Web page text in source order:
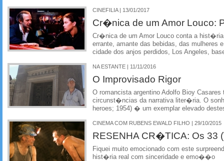
CINEFILIA | 13/01/2017
Cr�nica de um Amor Louco:
Cr�nica de um Amor Louco conta a
errante, amante das bebidas, das mulheres
cidade dos anjos perdidos, Los Angeles,
NA ESTANTE | 11/11/2016
O Improvisado Rigor
O romancista argentino Adolfo Bioy
circunst�ncias da narrativa liter�ria. O
heroes; 1954) � um exemplar elevado
CINEMA COM RUBENS EWALD FILHO | 29/10/2015
RESENHA CR�TICA: Os 33
Fiquei muito emocionado com este
hist�ria real com sinceridade e emo��o